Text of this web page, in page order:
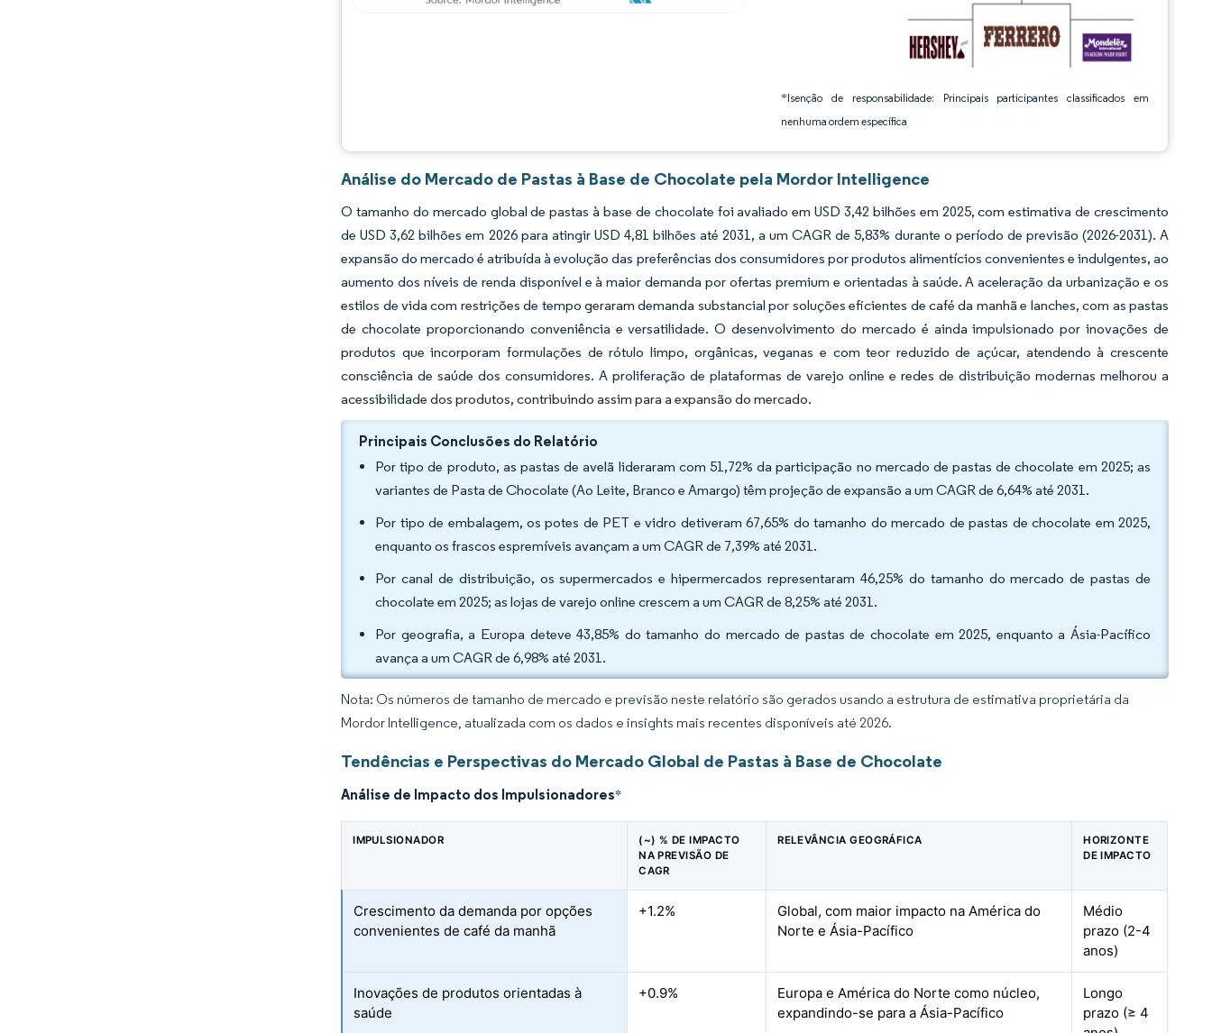
*Isenção de responsabilidade: Principais participantes classificados em
nenhuma ordem específica
Análise do Mercado de Pastas à Base de Chocolate pela Mordor Intelligence
O tamanho do mercado global de pastas à base de chocolate foi avaliado em USD 3,42 bilhões em 2025, com estimativa de crescimento
de USD 3,62 bilhões em 2026 para atingir USD 4,81 bilhões até 2031, a um CAGR de 5,83% durante o período de previsão (2026-2031). A
expansão do mercado é atribuída à evolução das preferências dos consumidores por produtos alimentícios convenientes e indulgentes, ao
aumento dos níveis de renda disponível e à maior demanda por ofertas premium e orientadas à saúde. A aceleração da urbanização e os
estilos de vida com restrições de tempo geraram demanda substancial por soluções eficientes de café da manhã e lanches, com as pastas
de chocolate proporcionando conveniência e versatilidade. O desenvolvimento do mercado é ainda impulsionado por inovações de
produtos que incorporam formulações de rótulo limpo, orgânicas, veganas e com teor reduzido de açúcar, atendendo à crescente
consciência de saúde dos consumidores. A proliferação de plataformas de varejo online e redes de distribuição modernas melhorou a
acessibilidade dos produtos, contribuindo assim para a expansão do mercado.
Principais Conclusões do Relatório
Por tipo de produto, as pastas de avelã lideraram com 51,72% da participação no mercado de pastas de chocolate em 2025; as
variantes de Pasta de Chocolate (Ao Leite, Branco e Amargo) têm projeção de expansão a um CAGR de 6,64% até 2031.
Por tipo de embalagem, os potes de PET e vidro detiveram 67,65% do tamanho do mercado de pastas de chocolate em 2025,
enquanto os frascos espremíveis avançam a um CAGR de 7,39% até 2031.
Por canal de distribuição, os supermercados e hipermercados representaram 46,25% do tamanho do mercado de pastas de
chocolate em 2025; as lojas de varejo online crescem a um CAGR de 8,25% até 2031.
Por geografia, a Europa deteve 43,85% do tamanho do mercado de pastas de chocolate em 2025, enquanto a Ásia-Pacífico
avança a um CAGR de 6,98% até 2031.
Nota: Os números de tamanho de mercado e previsão neste relatório são gerados usando a estrutura de estimativa proprietária da
Mordor Intelligence, atualizada com os dados e insights mais recentes disponíveis até 2026.
Tendências e Perspectivas do Mercado Global de Pastas à Base de Chocolate
Análise de Impacto dos Impulsionadores*
IMPULSIONADOR
(~) % DE IMPACTO
NA PREVISÃO DE
CAGR
RELEVÂNCIA GEOGRÁFICA
HORIZONTE
DE IMPACTO
Crescimento da demanda por opções
convenientes de café da manhã
+1.2%
Global, com maior impacto na América do
Norte e Ásia-Pacífico
Médio
prazo (2-4
anos)
Inovações de produtos orientadas à
saúde
+0.9%
Europa e América do Norte como núcleo,
expandindo-se para a Ásia-Pacífico
Longo
prazo (≥ 4